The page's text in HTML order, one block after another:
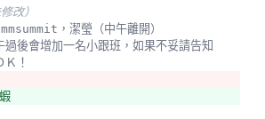
改）
，潔瑩（中午離開）
！